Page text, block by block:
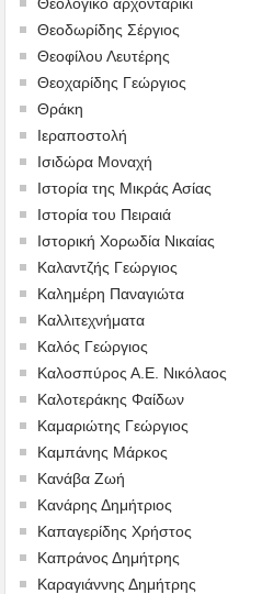
Θεοδωρίδης Σέργιος
Θεοφίλου Λευτέρης
Θεοχαρίδης Γεώργιος
Θράκη
Ιεραποστολή
Ισιδώρα Μοναχή
Ιστορία της Μικράς Ασίας
Ιστορία του Πειραιά
Ιστορική Χορωδία Νικαίας
Καλαντζής Γεώργιος
Καλημέρη Παναγιώτα
Καλλιτεχνήματα
Καλός Γεώργιος
Καλοσπύρος Α.Ε. Νικόλαος
Καλοτεράκης Φαίδων
Καμαριώτης Γεώργιος
Καμπάνης Μάρκος
Κανάβα Ζωή
Κανάρης Δημήτριος
Καπαγερίδης Χρήστος
Καπράνος Δημήτρης
Καραγιάννης Δημήτρης